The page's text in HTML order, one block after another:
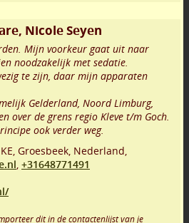
Nicole Seyen
Mijn voorkeur gaat uit naar
noodzakelijk met sedatie.
te zijn, daar mijn apparaten
Gelderland, Noord Limburg,
over de grens regio Kleve t/m Goch.
ook verder weg.
Groesbeek Nederland,
+31648771491
dit in de contactenlijst van je